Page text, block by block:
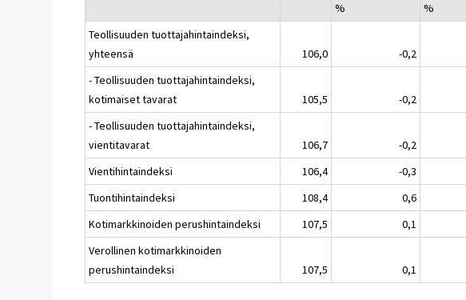
%
%
Teollisuuden tuottajahintaindeksi,
yhteensä
106,0
-0,2
- Teollisuuden tuottajahintaindeksi,
kotimaiset tavarat
105,5
-0,2
- Teollisuuden tuottajahintaindeksi,
vientitavarat
106,7
-0,2
Vientihintaindeksi
106,4
-0,3
Tuontihintaindeksi
108,4
0,6
Kotimarkkinoiden perushintaindeksi
107,5
0,1
Verollinen kotimarkkinoiden
perushintaindeksi
107,5 0,1